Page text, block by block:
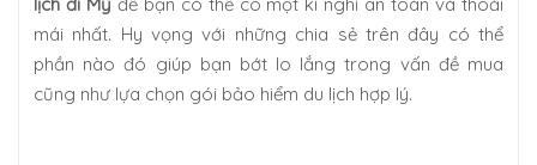
mái nhất. Hy vọng với những chia sẻ trên đây có thể
phần nào đó giúp bạn bớt lo lắng trong vấn đề mua
cũng như lựa chọn gói bảo hiểm du lịch hợp lý.